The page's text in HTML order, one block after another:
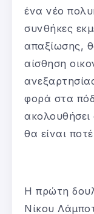
ένα νέο
συνθήκες
απαξίωσης,
αίσθηση
φορά στα
ακολουθήσει
θα είναι
Η πρώτη
Νίκου